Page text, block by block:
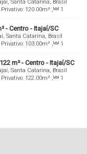
Santa Catarina, Brasil
Privativo: 120.00m² ,
1
- Centro - Itajaí/SC
Santa Catarina, Brasil
Privativo: 103.00m² ,
1
m² - Centro - Itajaí/SC
Santa Catarina, Brasil
Privativo: 122.00m² ,
1